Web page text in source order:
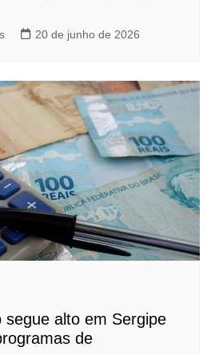
20 de junho de 2026
segue alto em Sergipe
de